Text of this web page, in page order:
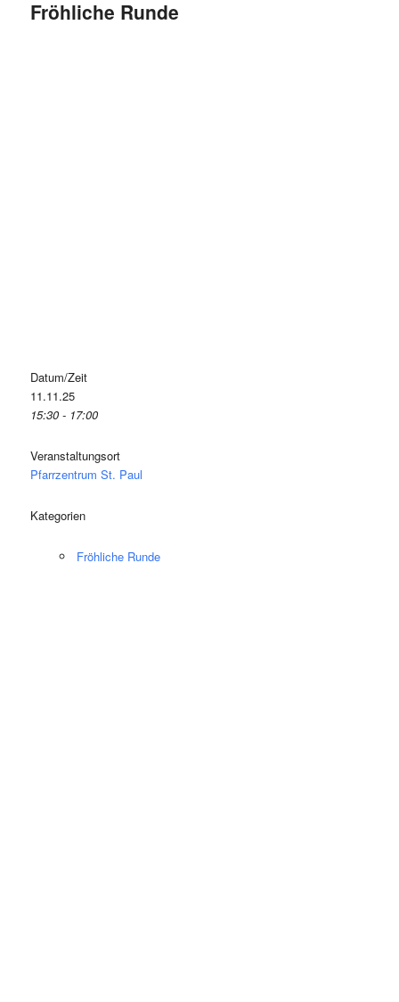
Fröhliche Runde
Datum/Zeit
11.11.25
15:30 - 17:00
Veranstaltungsort
Pfarrzentrum St. Paul
Kategorien
Fröhliche Runde